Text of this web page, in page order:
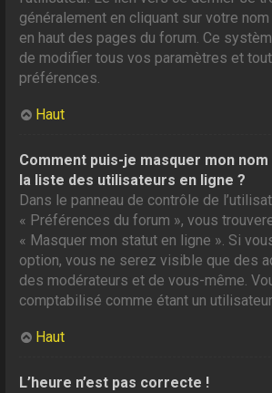
généralement en cliquant sur votre
en haut des pages du forum. Ce
de modifier tous vos paramètres et
préférences.
Haut
Comment puis-je masquer mon nom
la liste des utilisateurs en ligne ?
Dans le panneau de contrôle de
« Préférences du forum », vous
« Masquer mon statut en ligne ». Si
option, vous ne serez visible que des
des modérateurs et de vous-même.
comptabilisé comme étant un
Haut
L’heure n’est pas correcte !